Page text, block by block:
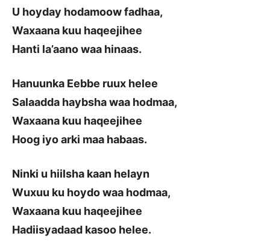
U hoyday hodamoow fadhaa,
Waxaana kuu haqeejihee
Hanti la’aano waa hinaas.
Hanuunka Eebbe ruux helee
Salaadda haybsha waa hodmaa,
Waxaana kuu haqeejihee
Hoog iyo arki maa habaas.
Ninki u hiilsha kaan helayn
Wuxuu ku hoydo waa hodmaa,
Waxaana kuu haqeejihee
Hadiisyadaad kasoo helee.